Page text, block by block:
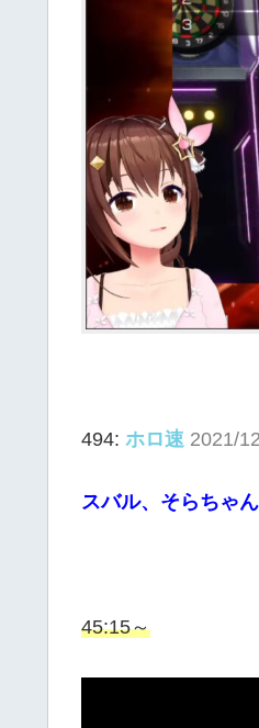
494: ホロ速 2021/
スバル、そらちゃ
45:15～